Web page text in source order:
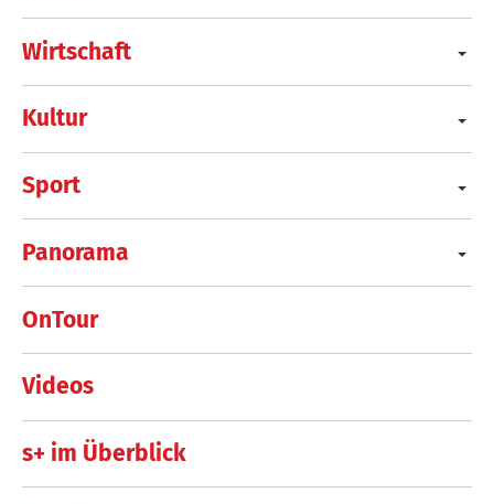
Wirtschaft
Kultur
Sport
Panorama
OnTour
Videos
s+ im Überblick